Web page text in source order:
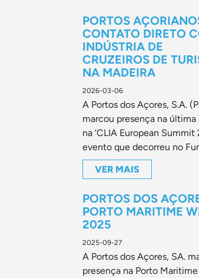
PORTOS
CONTATO DIRETO
INDÚSTRIA DE
CRUZEIROS DE
NA MADEIRA
2026-03-06
A Portos dos Açores, S.A.
marcou presença na última
na ‘CLIA European Summit
evento que decorreu no
VER MAIS
PORTOS DOS
PORTO MARITIME
2025
2025-09-27
A Portos dos Açores, SA.
presença na Porto